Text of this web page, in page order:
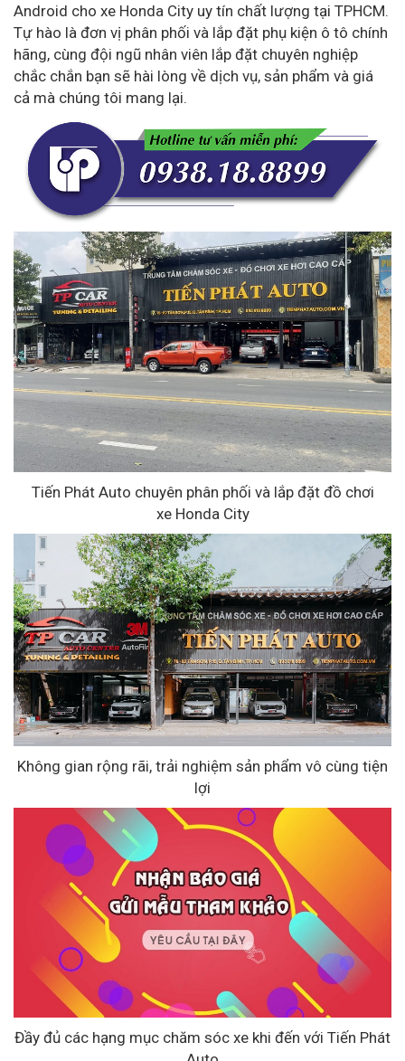
Android cho xe Honda City uy tín chất lượng tại TPHCM.
Tự hào là đơn vị phân phối và lắp đặt phụ kiện ô tô chính
hãng, cùng đội ngũ nhân viên lắp đặt chuyên nghiệp
chắc chắn bạn sẽ hài lòng về dịch vụ, sản phẩm và giá
cả mà chúng tôi mang lại.
Tiến Phát Auto chuyên phân phối và lắp đặt đồ chơi
xe Honda City
Không gian rộng rãi, trải nghiệm sản phẩm vô cùng tiện
lợi
Đầy đủ các hạng mục chăm sóc xe khi đến với Tiến Phát